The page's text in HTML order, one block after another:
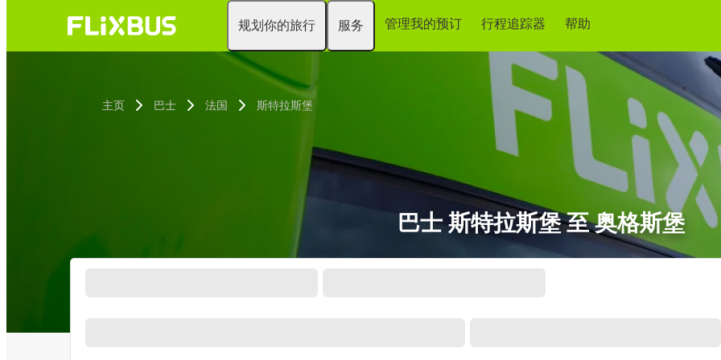
规划你的旅行 服务 管理我的预订 行程追踪器 帮助
主页 巴士 法国 斯特拉斯堡
巴士 斯特拉斯堡 至 奥格斯堡